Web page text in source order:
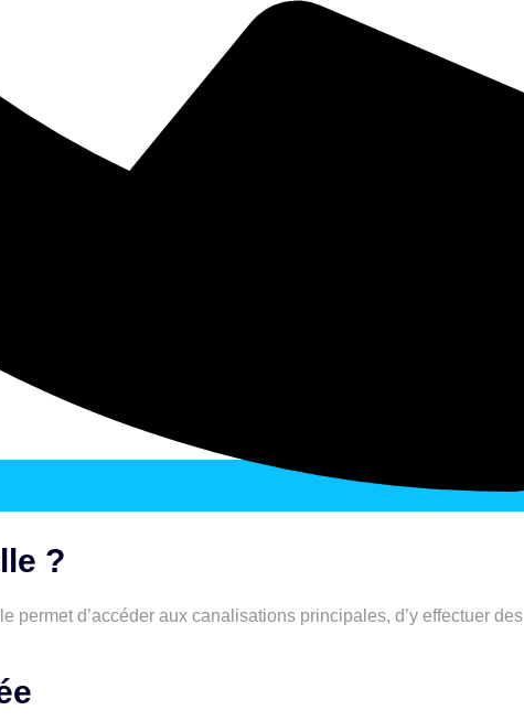
?
permet d’accéder aux canalisations principales, d’y effectuer des